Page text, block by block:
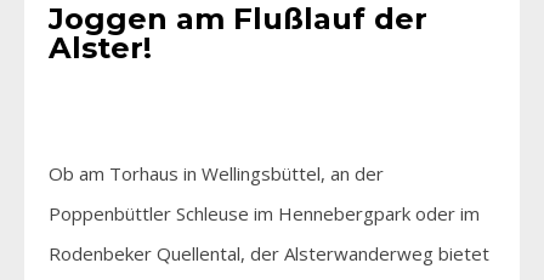
Joggen am Flußlauf der
Alster!
Ob am Torhaus in Wellingsbüttel, an der
Poppenbüttler Schleuse im Hennebergpark oder im
Rodenbeker Quellental, der Alsterwanderweg bietet